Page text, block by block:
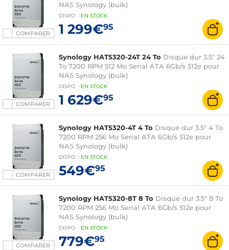
COMPARER
NAS Synology (bulk)
DISPO : EN STOCK
1 299€95
COMPARER
Synology HAT5320-24T 24 To Disque dur 3.5" 24
To 7200 RPM 512 Mo Serial ATA 6Gb/s 512e pour
NAS Synology (bulk)
DISPO : EN STOCK
1 629€95
COMPARER
Synology HAT5320-4T 4 To Disque dur 3.5" 4 To
7200 RPM 256 Mo Serial ATA 6Gb/s 512e pour
NAS Synology (bulk)
DISPO : EN STOCK
549€95
COMPARER
Synology HAT5320-8T 8 To Disque dur 3.5" 8 To
7200 RPM 256 Mo Serial ATA 6Gb/s 512e pour
NAS Synology (bulk)
DISPO : EN STOCK
779€95